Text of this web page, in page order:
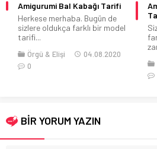
Amigurumi Bal Kabağı Tarifi
Herkese merhaba. Bugün de
sizlere oldukça farklı bir model
tarifi...
Örgü & Elişi
04.08.2020
0
BİR YORUM YAZIN